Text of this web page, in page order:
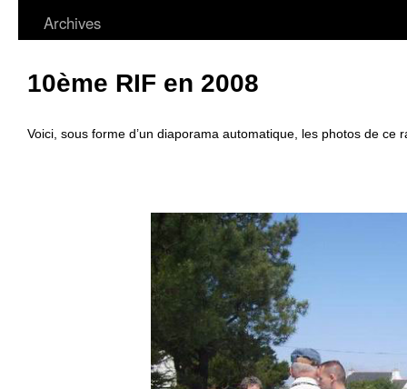
Archives
10ème RIF en 2008
Voici, sous forme d’un diaporama automatique, les photos de ce